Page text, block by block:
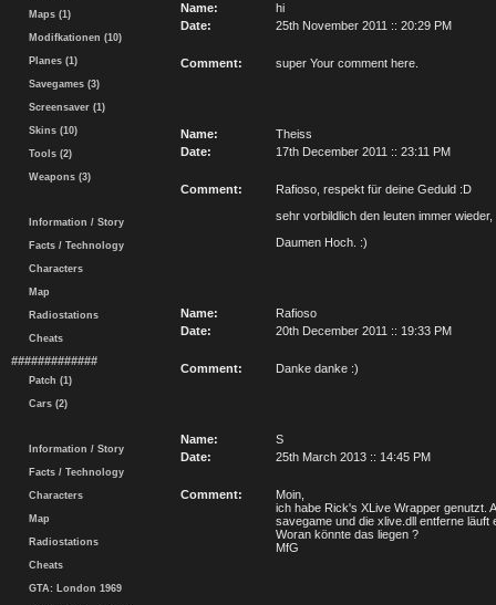
Maps (1)
Modifkationen (10)
Planes (1)
Savegames (3)
Screensaver (1)
Skins (10)
Tools (2)
Weapons (3)
Information / Story
Facts / Technology
Characters
Map
Radiostations
Cheats
#############
Patch (1)
Cars (2)
Information / Story
Facts / Technology
Characters
Map
Radiostations
Cheats
GTA: London 1969
Name:
hi
Date:
25th November 2011 :: 20:29 PM
Comment: super Your comment here.
Name:
Theiss
Date:
17th December 2011 :: 23:11 PM
Comment:
Rafioso, respekt für deine Geduld :D
sehr vorbildlich den leuten immer
Daumen Hoch. :)
Name:
Rafioso
Date:
20th December 2011 :: 19:33 PM
Comment: Danke danke :)
Name:
S
Date:
25th March 2013 :: 14:45 PM
Comment:
Moin,
ich habe Rick's XLive Wrapper genutzt.
savegame und die xlive.dll entferne läuft
Woran könnte das liegen ?
MfG